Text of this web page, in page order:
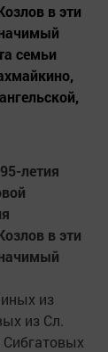
в эти
семьи
летия
в эти
из
из Сл.
Сибгатовых